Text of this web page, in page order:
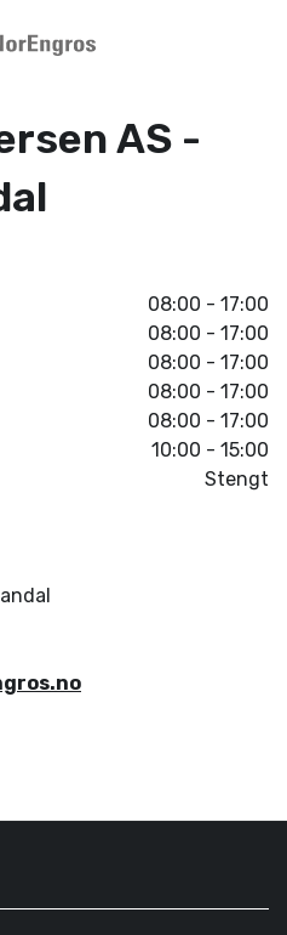
AS -
08:00 - 17:00
08:00 - 17:00
08:00 - 17:00
08:00 - 17:00
08:00 - 17:00
10:00 - 15:00
Stengt